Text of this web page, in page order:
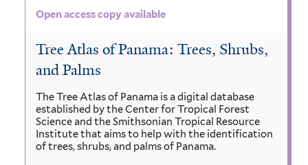
Open access copy available
Tree Atlas of Panama: Trees, Shrubs,
and Palms
The Tree Atlas of Panama is a digital database
established by the Center for Tropical Forest
Science and the Smithsonian Tropical Resource
Institute that aims to help with the identification
of trees, shrubs, and palms of Panama.